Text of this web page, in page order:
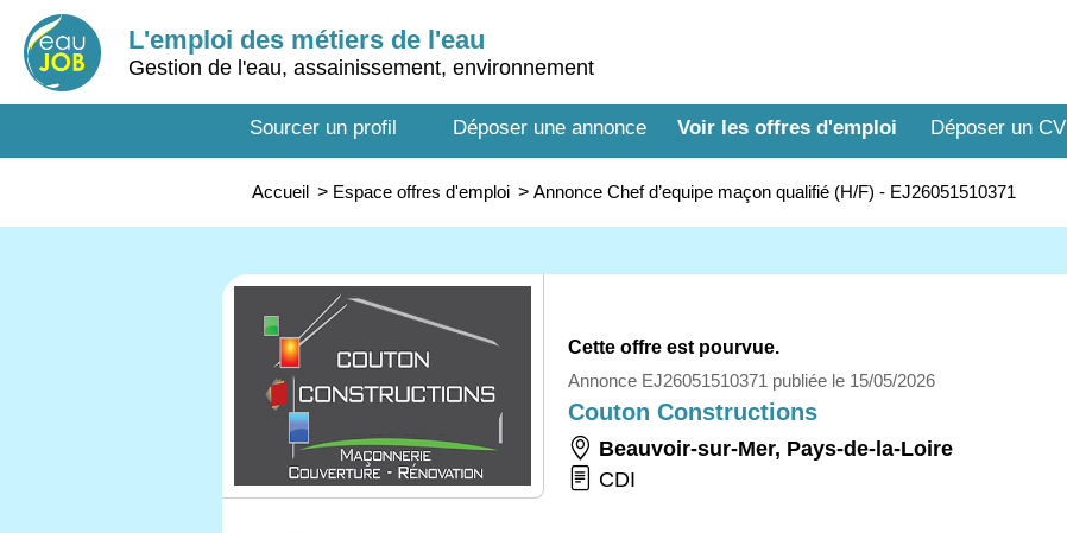
L'emploi des métiers de l'eau
Gestion de l'eau, assainissement, environnement
Sourcer un profil Déposer une annonce Voir les offres d'emploi Déposer un CV
Accueil > Espace offres d'emploi > Annonce Chef d’equipe maçon qualifié (H/F) - EJ26051510371
Cette offre est pourvue.
Annonce EJ26051510371 publiée le 15/05/2026
Couton Constructions
Beauvoir-sur-Mer, Pays-de-la-Loire
CDI